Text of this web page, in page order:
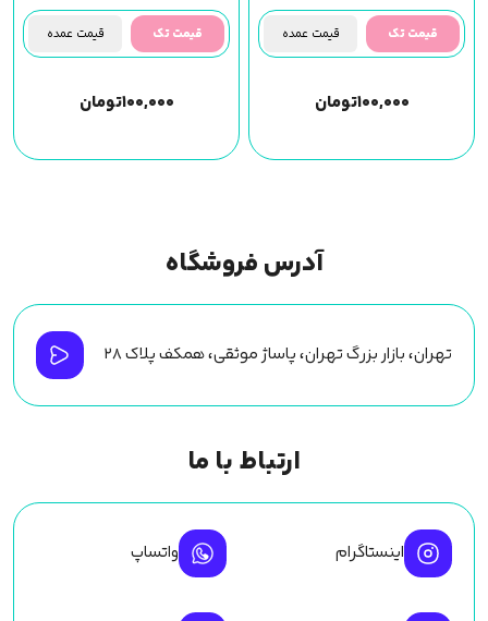
قیمت تک قیمت عمده
۱۰۰,۰۰۰تومان
قیمت تک قیمت عمده
۱۰۰,۰۰۰تومان
آدرس فروشگاه
تهران، بازار بزرگ تهران، پاساژ موثقی، همکف پلاک ۲۸
ارتباط با ما
اینستاگرام واتساپ